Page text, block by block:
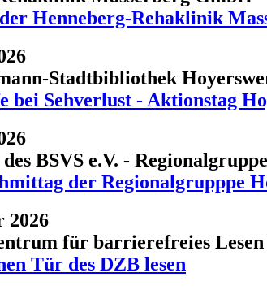
Henneberg-Rehaklinik
Stadtbibliothek
bei Sehverlust - Aktionstag
BSVS e.V. -
der Regionalgrupppe
2026
für barrierefreies Lesen
Tür des DZB lesen